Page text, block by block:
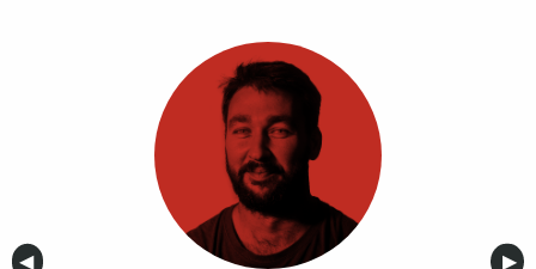
Anterior
◀︎ ▶︎